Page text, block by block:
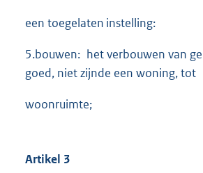
een toegelaten instelling:
5.bouwen: het verbouwen van
goed, niet zijnde een woning, tot
woonruimte;
Artikel 3